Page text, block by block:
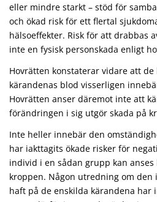
eller mindre starkt – stöd för
och ökad risk för ett flertal
hälsoeffekter. Risk för att drabbas
inte en fysisk personskada enligt
Hovrätten konstaterar vidare att
kärandenas blod visserligen
Hovrätten anser däremot inte att
förändringen i sig utgör skada på
Inte heller innebär den
har iakttagits ökade risker för
individ i en sådan grupp kan
kroppen. Någon utredning om den
haft på de enskilda kärandena